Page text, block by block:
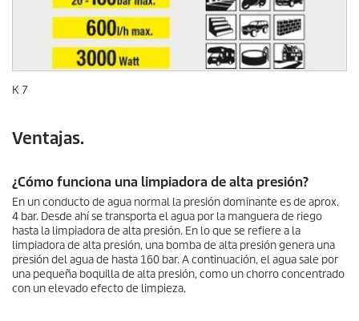
K 7
Ventajas.
¿Cómo funciona una limpiadora de alta presión?
En un conducto de agua normal la presión dominante es de aprox.
4 bar. Desde ahí se transporta el agua por la manguera de riego
hasta la limpiadora de alta presión. En lo que se refiere a la
limpiadora de alta presión, una bomba de alta presión genera una
presión del agua de hasta 160 bar. A continuación, el agua sale por
una pequeña boquilla de alta presión, como un chorro concentrado
con un elevado efecto de limpieza.